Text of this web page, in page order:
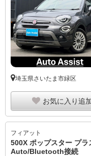
埼玉県さいたま市緑区
お気に入り追
フィアット
500X ポップスター プ
Auto/Bluetooth接続